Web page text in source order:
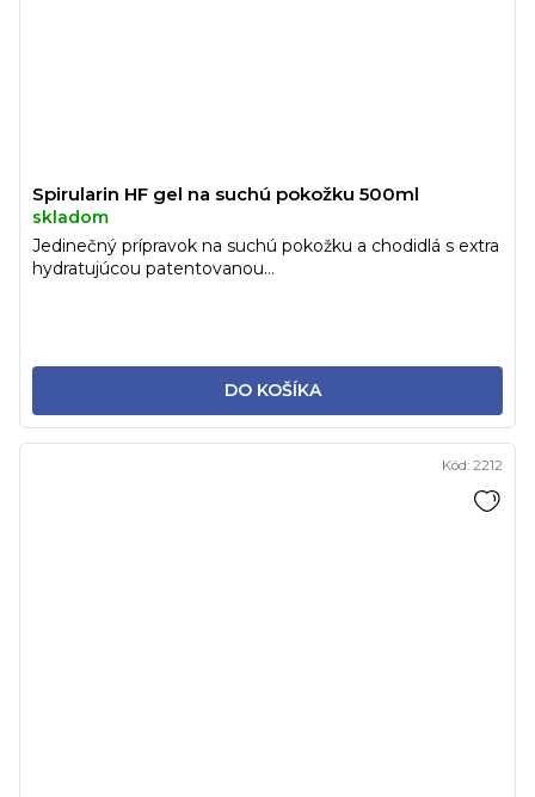
Spirularin HF gel na suchú pokožku 500ml
skladom
DO KOŠÍKA
Jedinečný prípravok na suchú pokožku a chodidlá s extra
hydratujúcou patentovanou...
Kód: 2212